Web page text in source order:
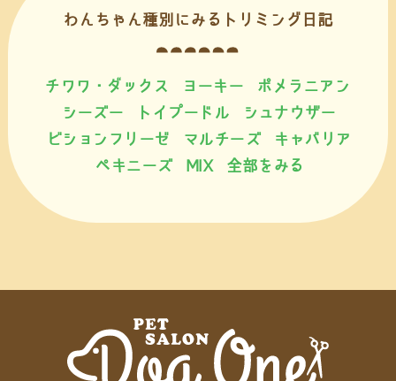
わんちゃん種別にみるトリミング日記
チワワ・ダックス ヨーキー
ポメラニアン
シーズー
トイプードル
シュナウザー
ビションフリーゼ
マルチーズ
キャバリア
ペキニーズ
MIX 全部をみる